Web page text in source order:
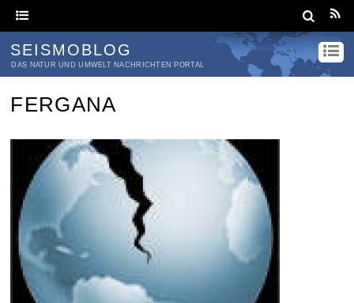
SEISMOBLOG
DAS NATUR UND UMWELT NACHRICHTEN PORTAL
FERGANA